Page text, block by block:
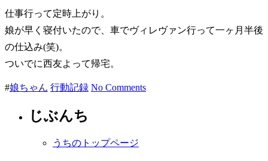
仕事行って定時上がり。
娘が早く寝付いたので、車でヴィレヴァン行って一ヶ月半後
の仕込み(笑)。
ついでに西友よって帰宅。
#娘ちゃん 行動記録 No Comments
じぶんち
うちのトップページ